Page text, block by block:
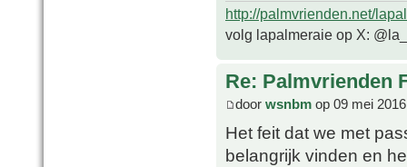
http://palmvrienden.net/
volg lapalmeraie op X:
Re: Palmvrienden
door wsnbm op 09 mei
Het feit dat we met
belangrijk vinden en